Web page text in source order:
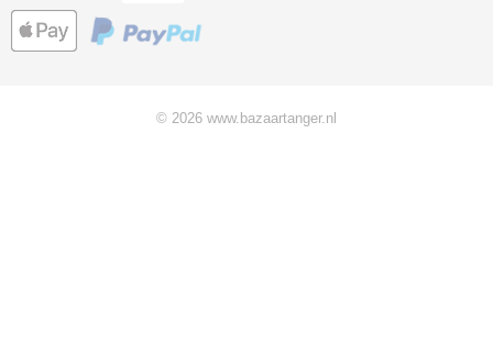
© 2026 www.bazaartanger.nl